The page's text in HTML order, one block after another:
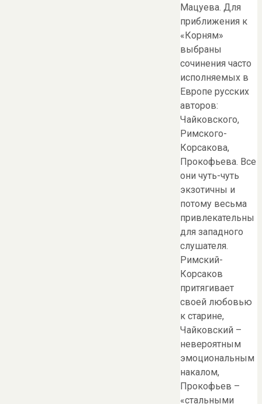
Мацуева. Для
приближения к
«Корням»
выбраны
сочинения часто
исполняемых в
Европе русских
авторов:
Чайковского,
Римского-
Корсакова,
Прокофьева. Все
они чуть-чуть
экзотичны и
потому весьма
привлекательны
для западного
слушателя.
Римский-
Корсаков
притягивает
своей любовью
к старине,
Чайковский –
невероятным
эмоциональным
накалом,
Прокофьев –
«стальными